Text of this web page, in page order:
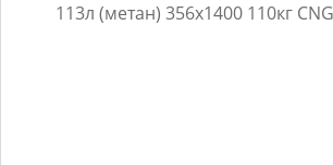
113л (метан) 356х1400 110кг